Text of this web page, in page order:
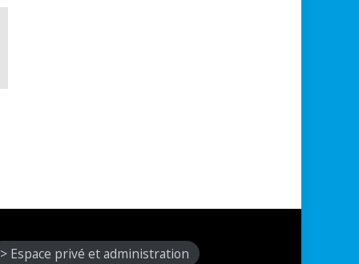
> Espace privé et administration